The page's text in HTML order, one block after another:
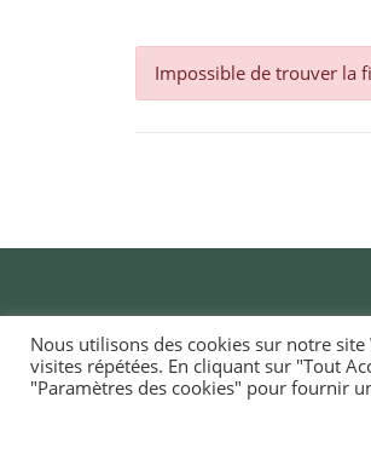
Impossible de trouver la
Nous utilisons des cookies sur notre
visites répétées. En cliquant sur "Tout
"Paramètres des cookies" pour fournir